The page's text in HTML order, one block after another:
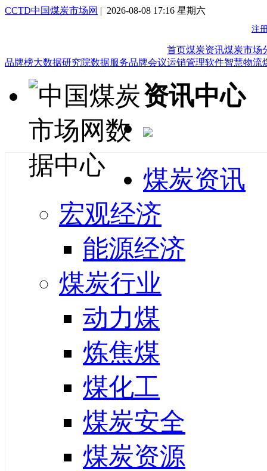
CCTD中国煤炭市场网 | 2026-08-08 17:16 星期六
首页煤炭资讯煤炭市场
品牌榜大数据研究院数据服务品牌会议运销管理软件智慧物流
资讯中心
煤炭资讯
宏观经济
能源经济
煤炭行业
动力煤
炼焦煤
煤化工
煤炭安全
煤炭资源